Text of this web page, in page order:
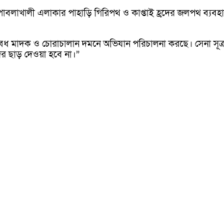
এলাকার পাহাড়ি গিরিপথ ও কাপ্তাই হ্রদের জলপথ
ও চোরাচালান দমনে অভিযান পরিচালনা করছে। সেনা সূত্র
ছাড় দেওয়া হবে না।”